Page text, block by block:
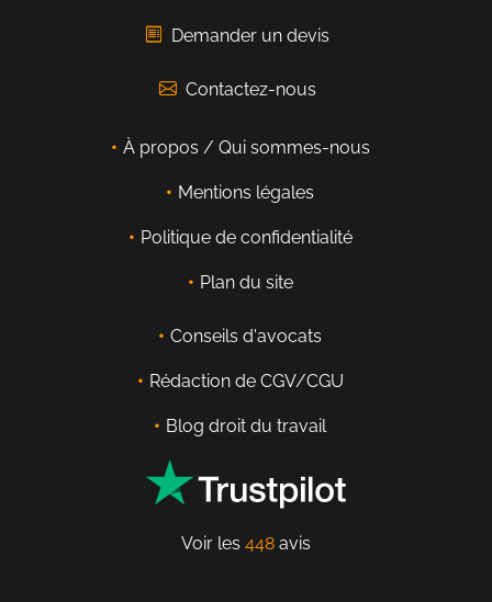
Demander un devis
Contactez-nous
À propos / Qui sommes-nous
Mentions légales
Politique de confidentialité
Plan du site
Conseils d'avocats
Rédaction de CGV/CGU
Blog droit du travail
Voir les 448 avis